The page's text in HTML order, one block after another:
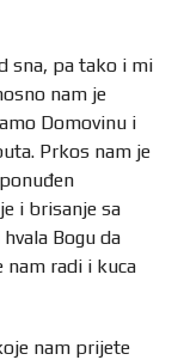
sna, pa tako i mi
nam je
Domovinu i
Prkos nam je
i brisanje sa
Bogu da
nam radi i kuca
nam prijete